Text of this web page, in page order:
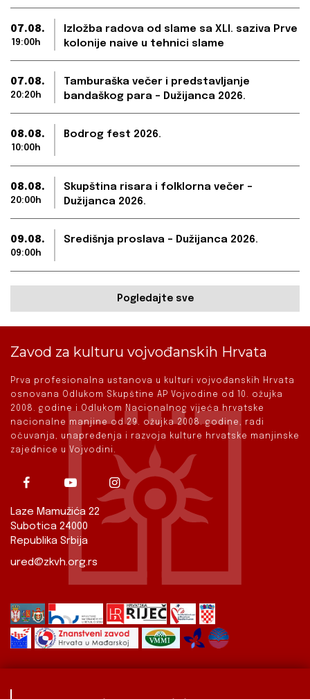
07.08.
19:00h
Izložba radova od slame sa XLI. saziva Prve
kolonije naive u tehnici slame
07.08.
20:20h
Tamburaška večer i predstavljanje
bandaškog para – Dužijanca 2026.
08.08.
10:00h
Bodrog fest 2026.
08.08.
20:00h
Skupština risara i folklorna večer –
Dužijanca 2026.
09.08.
09:00h
Središnja proslava – Dužijanca 2026.
Pogledajte sve
Zavod za kulturu vojvođanskih Hrvata
Prva profesionalna ustanova u kulturi vojvođanskih Hrvata
osnovana Odlukom Skupštine AP Vojvodine od 10. ožujka
2008. godine i Odlukom Nacionalnog vijeća hrvatske
nacionalne manjine od 29. ožujka 2008. godine, radi
očuvanja, unapređenja i razvoja kulture hrvatske manjinske
zajednice u Vojvodini.
Laze Mamužića 22
Subotica 24000
Republika Srbija
ured@zkvh.org.rs